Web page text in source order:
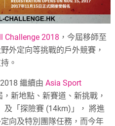
Challenge 2018 ，今屆移師至
外定向等挑戰的戶外競賽，
。
繼續由Asia Sport
新地點、新賽道、新挑戰，
及「探險賽 (14km)」， 將進
向及特別團隊任務，而今年